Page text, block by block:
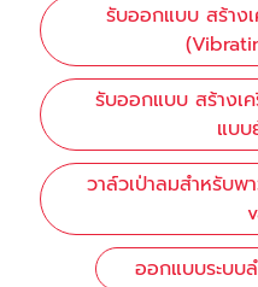
รับออกแบบ สร้าง
รับออกแบบ สร้างเ
แบ
วาล์วเป่าลมสำหรับพ
ออกแบบระบบ